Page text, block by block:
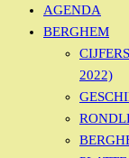
AGENDA
BERGHEM
2022)